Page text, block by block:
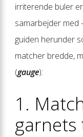
irriterende buler
samarbejder med
guiden herunder
matcher bredde,
(gauge):
1.
garnets